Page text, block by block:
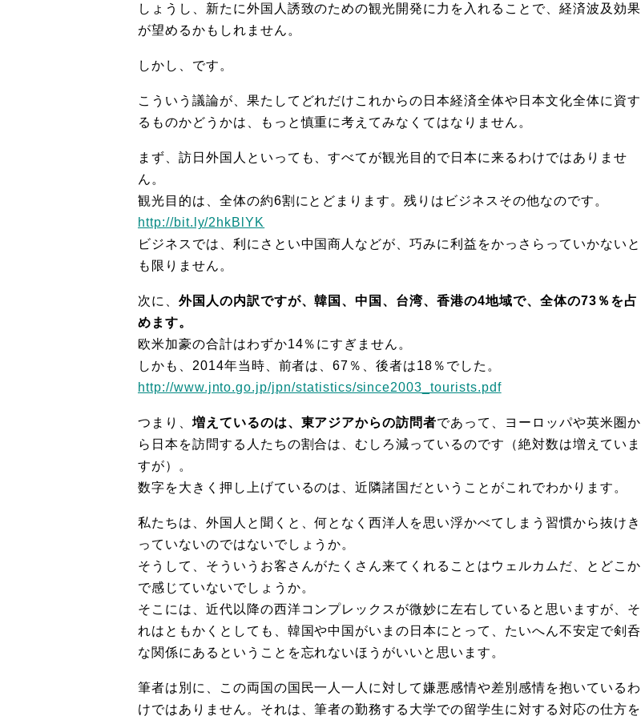
しょうし、新たに外国人誘致のための観光開発に力を入れることで、経済波及効果
が望めるかもしれません。
しかし、です。
こういう議論が、果たしてどれだけこれからの日本経済全体や日本文化全体に資す
るものかどうかは、もっと慎重に考えてみなくてはなりません。
まず、訪日外国人といっても、すべてが観光目的で日本に来るわけではありませ
ん。
観光目的は、全体の約6割にとどまります。残りはビジネスその他なのです。
http://bit.ly/2hkBlYK
ビジネスでは、利にさとい中国商人などが、巧みに利益をかっさらっていかないと
も限りません。
次に、 外国人の内訳ですが、韓国、中国、台湾、香港の4地域で、全体の73％を占
めます。
欧米加豪の合計はわずか14％にすぎません。
しかも、2014年当時、前者は、67％、後者は18％でした。
http://www.jnto.go.jp/jpn/statistics/since2003_tourists.pdf
つまり、 増えているのは、東アジアからの訪問者であって、ヨーロッパや英米圏か
ら日本を訪問する人たちの割合は、むしろ減っているのです（絶対数は増えていま
すが）。
数字を大きく押し上げているのは、近隣諸国だということがこれでわかります。
私たちは、外国人と聞くと、何となく西洋人を思い浮かべてしまう習慣から抜けき
っていないのではないでしょうか。
そうして、そういうお客さんがたくさん来てくれることはウェルカムだ、とどこか
で感じていないでしょうか。
そこには、近代以降の西洋コンプレックスが微妙に左右していると思いますが、そ
れはともかくとしても、韓国や中国がいまの日本にとって、たいへん不安定で剣呑
な関係にあるということを忘れないほうがいいと思います。
筆者は別に、この両国の国民一人一人に対して嫌悪感情や差別感情を抱いているわ
けではありません。それは、筆者の勤務する大学での留学生に対する対応の仕方を